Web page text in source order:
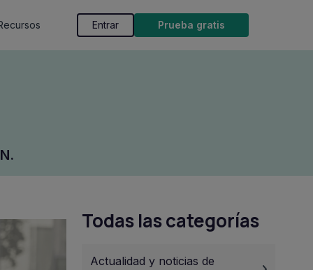
Entrar Prueba gratis
Todas las categorías
Actualidad y noticias de